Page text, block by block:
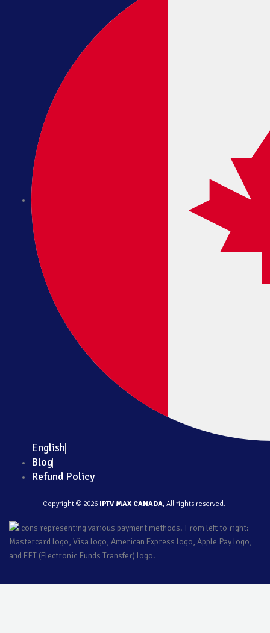
English
Blog
Refund Policy
Copyright © 2026 IPTV MAX CANADA, All rights reserved.